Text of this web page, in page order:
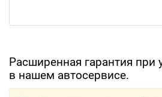
Расширенная гарантия при
в нашем автосервисе.